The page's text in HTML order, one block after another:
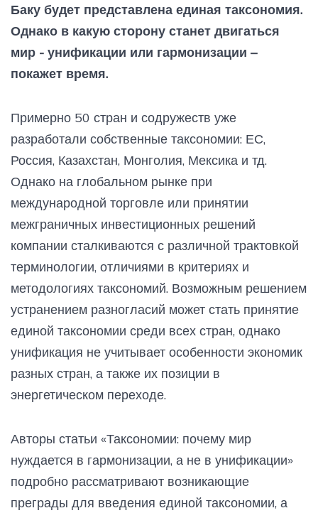
Баку будет представлена единая таксономия.
Однако в какую сторону станет двигаться
мир - унификации или гармонизации –
покажет время.
Примерно 50 стран и содружеств уже
разработали собственные таксономии: ЕС,
Россия, Казахстан, Монголия, Мексика и тд.
Однако на глобальном рынке при
международной торговле или принятии
межграничных инвестиционных решений
компании сталкиваются с различной трактовкой
терминологии, отличиями в критериях и
методологиях таксономий. Возможным решением
устранением разногласий может стать принятие
единой таксономии среди всех стран, однако
унификация не учитывает особенности экономик
разных стран, а также их позиции в
энергетическом переходе.
Авторы статьи «Таксономии: почему мир
нуждается в гармонизации, а не в унификации»
подробно рассматривают возникающие
преграды для введения единой таксономии, а